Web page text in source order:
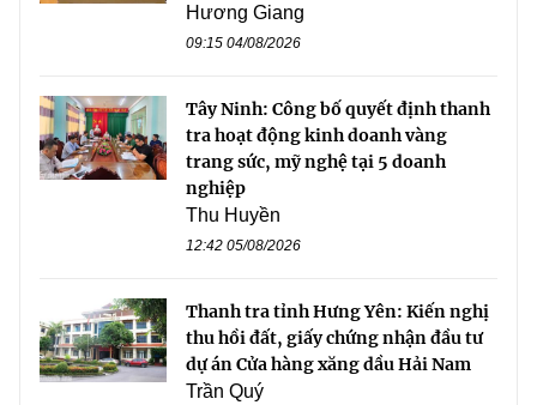
Hương Giang
09:15 04/08/2026
Tây Ninh: Công bố quyết định thanh
tra hoạt động kinh doanh vàng
trang sức, mỹ nghệ tại 5 doanh
nghiệp
Thu Huyền
12:42 05/08/2026
Thanh tra tỉnh Hưng Yên: Kiến nghị
thu hồi đất, giấy chứng nhận đầu tư
dự án Cửa hàng xăng dầu Hải Nam
Trần Quý